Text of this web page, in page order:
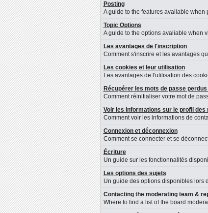
Posting
A guide to the features available when
Topic Options
A guide to the options avaliable when
Les avantages de l'inscription
Comment s'inscrire et les avantages
Les cookies et leur utilisation
Les avantages de l'utilisation des
Récupérer les mots de passe perdus
Comment réinitialiser votre mot de
Voir les informations sur le profil des
Comment voir les informations de
Connexion et déconnexion
Comment se connecter et se
Écriture
Un guide sur les fonctionnalités
Les options des sujets
Un guide des options disponibles lors
Contacting the moderating team &
Where to find a list of the board